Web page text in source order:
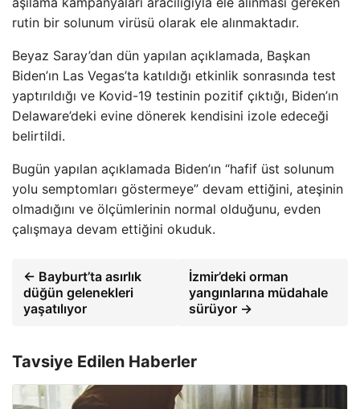
rutin bir solunum virüsü olarak ele alınmaktadır.
Beyaz Saray’dan dün yapılan açıklamada, Başkan
Biden’ın Las Vegas’ta katıldığı etkinlik sonrasında test
yaptırıldığı ve Kovid-19 testinin pozitif çıktığı, Biden’ın
Delaware’deki evine dönerek kendisini izole edeceği
belirtildi.
Bugün yapılan açıklamada Biden’ın “hafif üst solunum
yolu semptomları göstermeye” devam ettiğini, ateşinin
olmadığını ve ölçümlerinin normal olduğunu, evden
çalışmaya devam ettiğini okuduk.
← Bayburt’ta asırlık
düğün gelenekleri
yaşatılıyor
İzmir’deki orman
yangınlarına müdahale
sürüyor →
Tavsiye Edilen Haberler